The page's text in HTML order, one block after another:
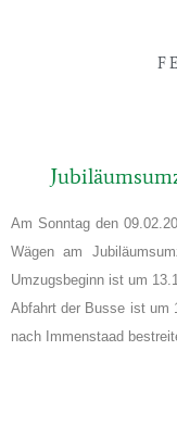
Am Sonntag den
Wägen am
Umzugsbeginn ist um
Abfahrt der Busse ist um
nach Immenstaad